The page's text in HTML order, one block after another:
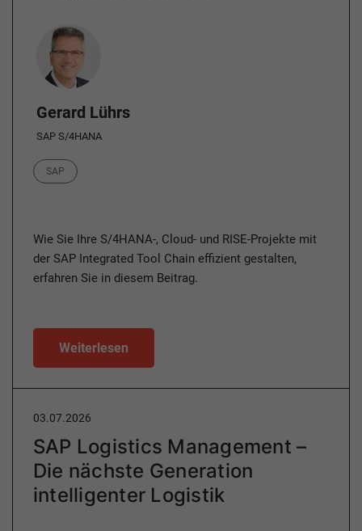
Author
Gerard Lührs
SAP S/4HANA
Category
SAP
Wie Sie Ihre S/4HANA-, Cloud- und RISE-Projekte mit
der SAP Integrated Tool Chain effizient gestalten,
erfahren Sie in diesem Beitrag.
Weiterlesen
03.07.2026
SAP Logistics Management –
Die nächste Generation
intelligenter Logistik